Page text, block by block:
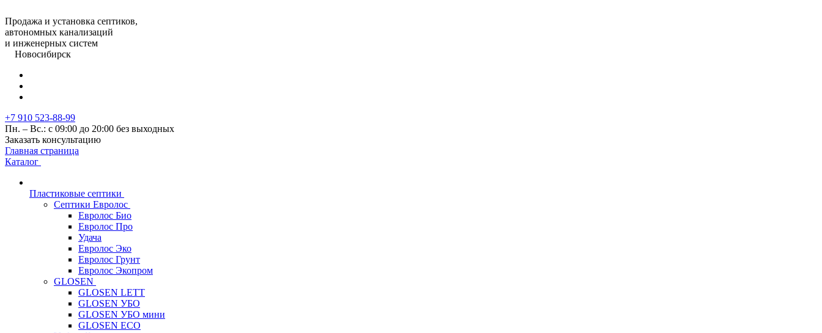
Продажа и установка септиков,
автономных канализаций
и инженерных систем
Новосибирск
+7 910 523-88-99
Пн. – Вс.: с 09:00 до 20:00 без выходных
Заказать консультацию
Главная страница
Каталог
Пластиковые септики
Септики Евролос
Евролос Био
Евролос Про
Удача
Евролос Эко
Евролос Грунт
Евролос Экопром
GLOSEN
GLOSEN LETT
GLOSEN УБО
GLOSEN УБО мини
GLOSEN ECO